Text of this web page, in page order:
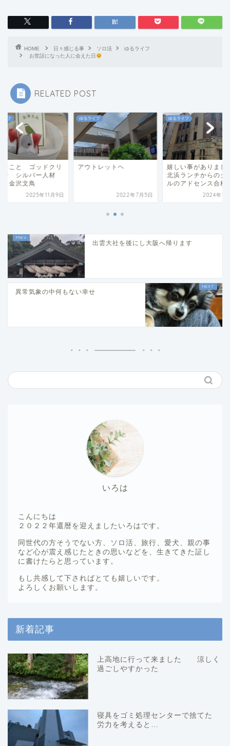
HOME 日々感じる事 ソロ活
ゆるライフ
お世話になった人に会えた日
RELATED POST
イフ
なこと ゴッドクリ
ー シルバー人材
金沢文鳥
2025年11月9日
ゆるライフ
アウトレットヘ
2022年7月5日
ゆるライフ
嬉しい事がありまし
北浜ランチからのグ
ルのアドセンス合格
2024年1
出雲大社を後にし大阪へ帰ります
異常気象の中何もない幸せ
いろは
こんにちは
２０２２年還暦を迎えましたいろはです。
同世代の方そうでない方、ソロ活、旅行、愛犬、親の事
など心が震え感じたときの思いなどを、生きてきた証し
に書けたらと思っています。
もし共感して下さればとても嬉しいです。
よろしくお願いします。
新着記事
上高地に行って来ました 涼しく
過ごしやすかった
寝具をゴミ処理センターで捨てた
労力を考えると…